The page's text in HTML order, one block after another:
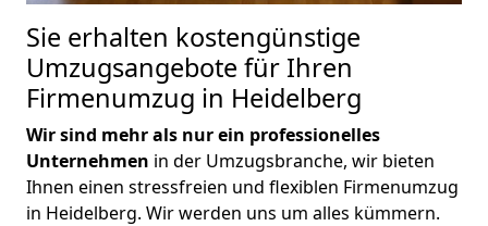
Sie erhalten kostengünstige
Umzugsangebote für Ihren
Firmenumzug in Heidelberg
Wir sind mehr als nur ein professionelles
Unternehmen in der Umzugsbranche, wir bieten
Ihnen einen stressfreien und flexiblen Firmenumzug
in Heidelberg. Wir werden uns um alles kümmern.